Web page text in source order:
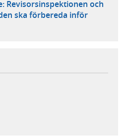
Revisorsinspektionen och
ska förbereda inför
i ny flik, extern webbplats,
extern webbplats,
ny flik, extern webbplats,
e-postklient,